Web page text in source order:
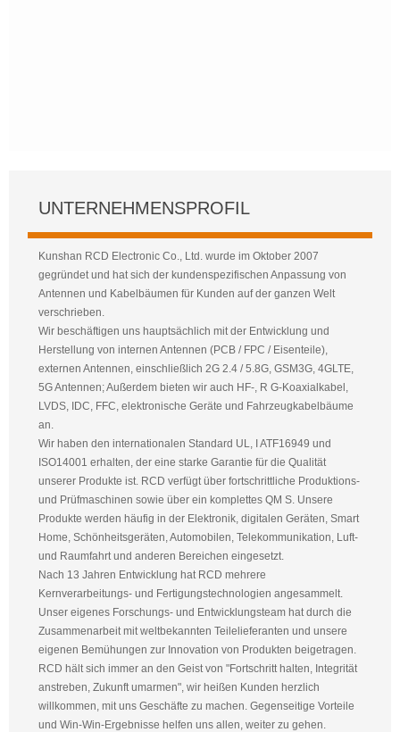
UNTERNEHMENSPROFIL
Kunshan RCD Electronic Co., Ltd. wurde im Oktober 2007
gegründet und hat sich der kundenspezifischen Anpassung von
Antennen und Kabelbäumen für Kunden auf der ganzen Welt
verschrieben.
Wir beschäftigen uns hauptsächlich mit der Entwicklung und
Herstellung von internen Antennen (PCB / FPC / Eisenteile),
externen Antennen, einschließlich 2G 2.4 / 5.8G, GSM3G, 4GLTE,
5G Antennen; Außerdem bieten wir auch HF-, R G-Koaxialkabel,
LVDS, IDC, FFC, elektronische Geräte und Fahrzeugkabelbäume
an.
Wir haben den internationalen Standard UL, I ATF16949 und
ISO14001 erhalten, der eine starke Garantie für die Qualität
unserer Produkte ist. RCD verfügt über fortschrittliche Produktions-
und Prüfmaschinen sowie über ein komplettes QM S. Unsere
Produkte werden häufig in der Elektronik, digitalen Geräten, Smart
Home, Schönheitsgeräten, Automobilen, Telekommunikation, Luft-
und Raumfahrt und anderen Bereichen eingesetzt.
Nach 13 Jahren Entwicklung hat RCD mehrere
Kernverarbeitungs- und Fertigungstechnologien angesammelt.
Unser eigenes Forschungs- und Entwicklungsteam hat durch die
Zusammenarbeit mit weltbekannten Teilelieferanten und unsere
eigenen Bemühungen zur Innovation von Produkten beigetragen.
RCD hält sich immer an den Geist von "Fortschritt halten, Integrität
anstreben, Zukunft umarmen", wir heißen Kunden herzlich
willkommen, mit uns Geschäfte zu machen. Gegenseitige Vorteile
und Win-Win-Ergebnisse helfen uns allen, weiter zu gehen.